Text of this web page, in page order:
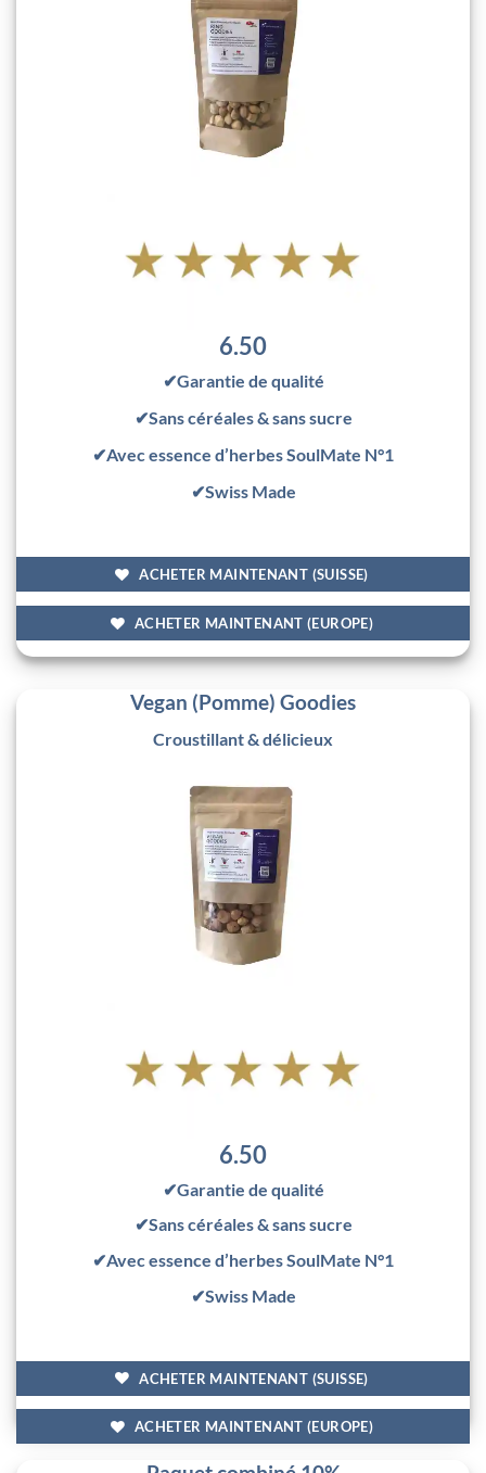
6.50
✔Garantie de qualité
✔Sans céréales & sans sucre
✔Avec essence d’herbes SoulMate N°1
✔Swiss Made
ACHETER MAINTENANT (SUISSE)
ACHETER MAINTENANT (EUROPE)
Vegan (Pomme) Goodies
Croustillant & délicieux
6.50
✔Garantie de qualité
✔Sans céréales & sans sucre
✔Avec essence d’herbes SoulMate N°1
✔Swiss Made
ACHETER MAINTENANT (SUISSE)
ACHETER MAINTENANT (EUROPE)